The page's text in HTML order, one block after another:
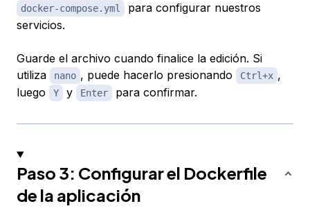
docker-compose.yml
para configurar nuestros
servicios.
Guarde el archivo cuando finalice la edición. Si
utiliza
nano , puede hacerlo presionando Ctrl+x ,
luego
Y y Enter para confirmar.
Paso 3: Configurar el Dockerfile
de la aplicación